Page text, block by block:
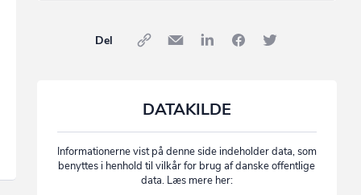
Del
DATAKILDE
Informationerne vist på denne side indeholder data, som
benyttes i henhold til vilkår for brug af danske offentlige
data. Læs mere her: